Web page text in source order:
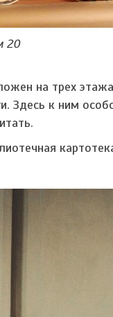
20
на трех
Здесь к ним